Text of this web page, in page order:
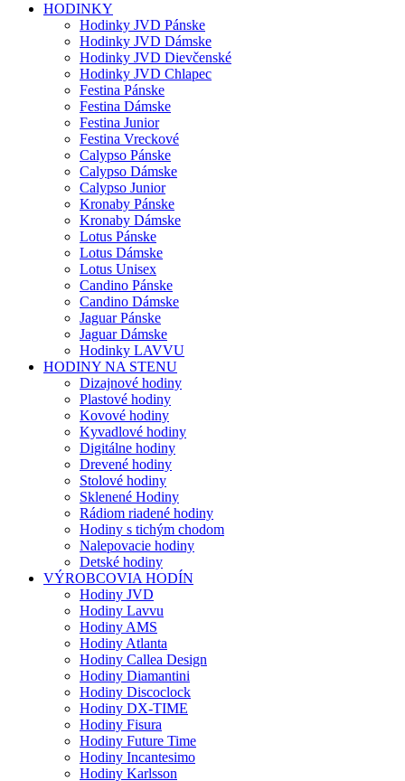
HODINKY
Hodinky JVD Pánske
Hodinky JVD Dámske
Hodinky JVD Dievčenské
Hodinky JVD Chlapec
Festina Pánske
Festina Dámske
Festina Junior
Festina Vreckové
Calypso Pánske
Calypso Dámske
Calypso Junior
Kronaby Pánske
Kronaby Dámske
Lotus Pánske
Lotus Dámske
Lotus Unisex
Candino Pánske
Candino Dámske
Jaguar Pánske
Jaguar Dámske
Hodinky LAVVU
HODINY NA STENU
Dizajnové hodiny
Plastové hodiny
Kovové hodiny
Kyvadlové hodiny
Digitálne hodiny
Drevené hodiny
Stolové hodiny
Sklenené Hodiny
Rádiom riadené hodiny
Hodiny s tichým chodom
Nalepovacie hodiny
Detské hodiny
VÝROBCOVIA HODÍN
Hodiny JVD
Hodiny Lavvu
Hodiny AMS
Hodiny Atlanta
Hodiny Callea Design
Hodiny Diamantini
Hodiny Discoclock
Hodiny DX-TIME
Hodiny Fisura
Hodiny Future Time
Hodiny Incantesimo
Hodiny Karlsson